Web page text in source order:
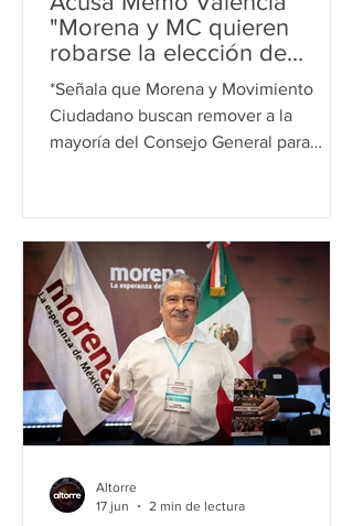
"Morena y MC quieren
robarse la elección de
2027"
*Señala que Morena y Movimiento
Ciudadano buscan remover a la
mayoría del Consejo General para
junio de 2026.- En medio de la
creciente disputa por la sucesión
gubernamental de 2027, el dirigente
estatal del PRI, Guillermo "Memo"
Valencia Reyes, denunció lo que
calificó como un intento de Morena por
tomar el control del Instituto Electoral
de Michoacán (IEM), mediante la
remoción de su presidente y cuatro
Altorre
17 jun
2 min de lectura